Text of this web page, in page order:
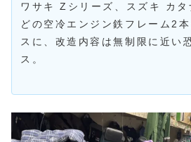
ワサキ Zシリーズ、スズキ カ
どの空冷エンジン鉄フレーム2
スに、改造内容は無制限に近い
ス。